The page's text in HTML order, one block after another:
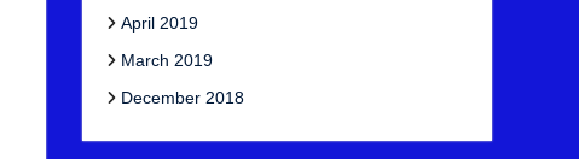
April 2019
March 2019
December 2018